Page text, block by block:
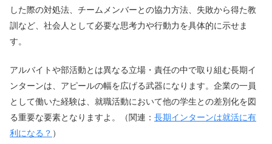
した際の対処法、チームメンバーとの協力方法、失敗から得た教
訓など、社会人として必要な思考力や行動力を具体的に示せま
す。
アルバイトや部活動とは異なる立場・責任の中で取り組む長期イ
ンターンは、アピールの幅を広げる武器になります。企業の一員
として働いた経験は、就職活動において他の学生との差別化を図
る重要な要素となりますよ。（関連： 長期インターンは就活に有
利になる？ ）